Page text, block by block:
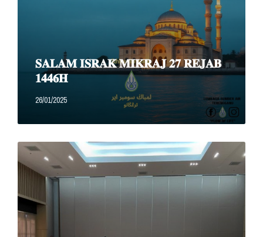
𝐒𝐀𝐋𝐀𝐌 𝐈𝐒𝐑𝐀𝐊 𝐌𝐈𝐊𝐑𝐀𝐉 𝟐𝟕 𝐑𝐄𝐉𝐀𝐁
𝟏𝟒𝟒𝟔𝐇
26/01/2025
Read
More